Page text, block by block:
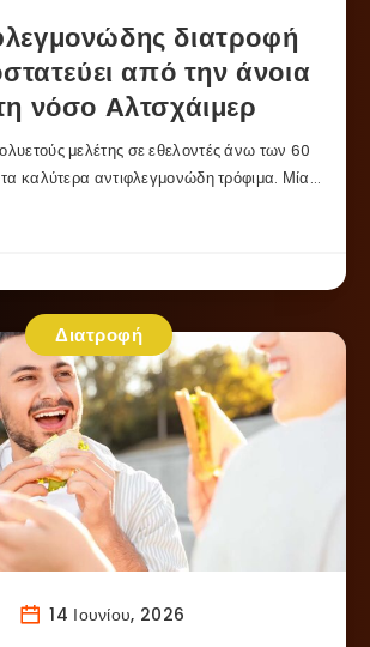
διατροφή
από την άνοια
νόσο Αλτσχάιμερ
μελέτης σε εθελοντές άνω των 60
τα καλύτερα αντιφλεγμονώδη τρόφιμα. Μία…
Διατροφή
14 Ιουνίου, 2026